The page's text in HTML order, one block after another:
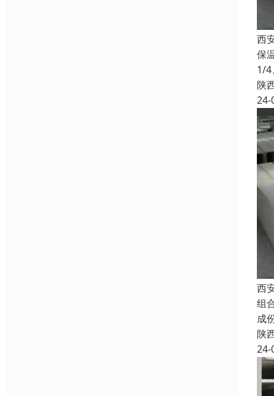
西
保
1/4
陕
24-
西
组
成
陕
24-